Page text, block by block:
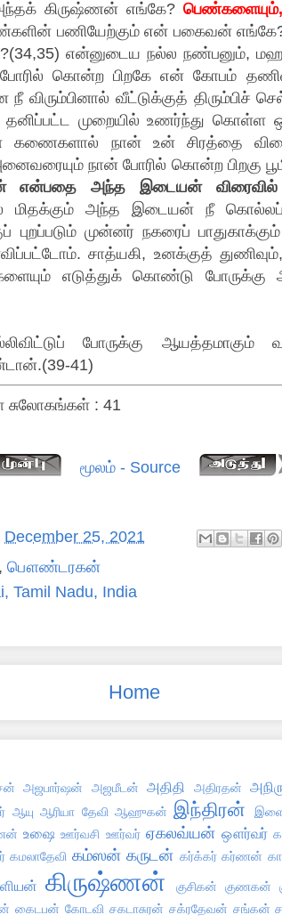
கிருஷ்ணன் எங்கே?
பணியேற்கும் என் பகைவன்
என்னுடைய நல்ல நண்பனும்,
கொன்ற பிறகே என் கோபம்
வீட்டுக்குத் திரும்பிச்
முறையில் உணர்ந்து கொள்ள
கணைகளால் நான் உன் சிரத்தை
நான் போரில் கொன்ற பிறகு பூமி
என்பதை அந்த இடையன் விரைவில்
மிதக்கும் அந்த இடையன் நீ
புறப்படும் முன்னர் நகரைப்
சாத்யகி, உனக்குத்
எடுத்துக் கொண்டு
போருக்கு ஆயத்தமாகும்
41)
சுலோகங்கள் : 41
மூலம் - Source
December 25, 2021
, பௌண்டரகன்
Tamil Nadu, India
Home
அஜபார்ஷன் அஜமீடன் அதிதி அதிரதன்
ஆயு ஆரியா தேவி ஆஹுகன் இந்திரன்
உஷை ஊர்வசி ஊர்வர் ஏகலவ்யன் ஔர்வர்
கமலாதேவி கம்ஸன் கருடன் கர்க்கர் கர்ணன்
கிருஷ்ணன் குசிகன் குணகன்
கைடபன் கோடவி சகடாசுரன் சக்ரதேவன் சங்கன்